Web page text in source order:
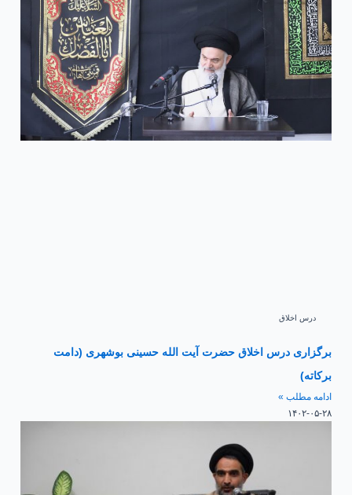
درس اخلاق
برگزاری درس اخلاق حضرت آیت الله حسینی بوشهری (دامت
برکاته)
ادامه مطلب »
۱۴۰۲-۰۵-۲۸